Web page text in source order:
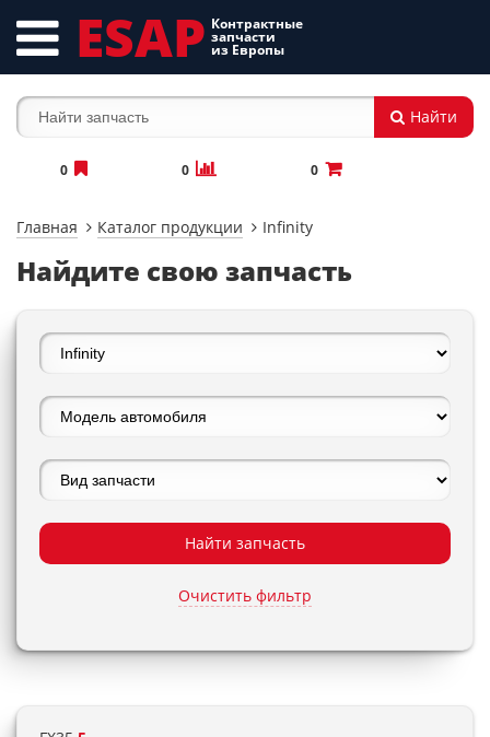
ESAP Контрактные
запчасти
из Европы
Найти
0 0 0
Главная Каталог продукции Infinity
Найдите свою запчасть
Найти запчасть
Очистить фильтр